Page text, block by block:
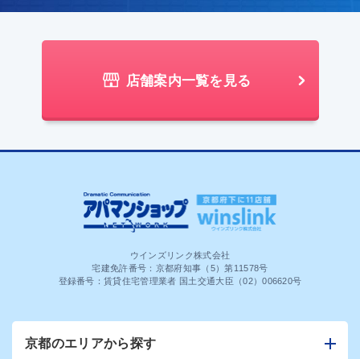
店舗案内一覧を見る
ウインズリンク株式会社
宅建免許番号：京都府知事（5）第11578号
登録番号：賃貸住宅管理業者 国土交通大臣（02）006620号
京都のエリアから探す